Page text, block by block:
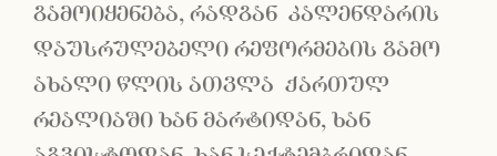
გამოიყენება, რადგან კალენდარის
დაუსრულებელი რეფორმების გამო
ახალი წლის ათვლა ქართულ
რეალიაში ხან მარტიდან, ხან